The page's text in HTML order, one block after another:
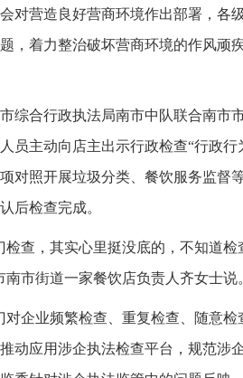
对营造良好营商环境作出部署，各
，着力整治破坏营商环境的作风顽
综合行政执法局南市中队联合南市
员主动向店主出示行政检查“行政
对照开展垃圾分类、餐饮服务监督
后检查完成。
检查，其实心里挺没底的，不知道
市街道一家餐饮店负责人齐女士说
对企业频繁检查、重复检查、随意检
动应用涉企执法检查平台，规范涉